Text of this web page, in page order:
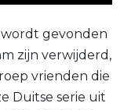
gevonden
zijn verwijderd,
vrienden die
Duitse serie uit